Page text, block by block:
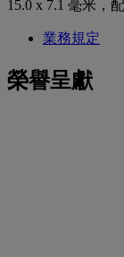
15.0 x 7.1 毫米，
業務規定
榮譽呈獻